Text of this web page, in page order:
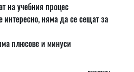
на учебния процес
интересно, няма да се сещат за
плюсове и минуси